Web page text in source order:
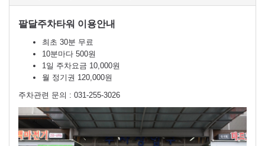
팔달주차타워 이용안내
최초 30분 무료
10분마다 500원
1일 주차요금 10,000원
월 정기권 120,000원
주차관련 문의 : 031-255-3026